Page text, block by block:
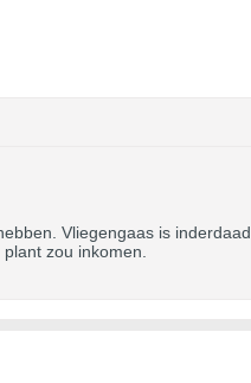
Vliegengaas is
zou inkomen.